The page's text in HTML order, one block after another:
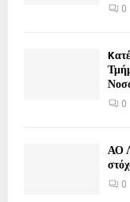
0
0
ΑΟ
0